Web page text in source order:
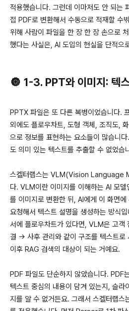
적용했습니다. 그런데 이마저도 안 되는
접 PDF로 변환해서 수동으로 적재할 수
위해 사람이 파일을 한 장 한 장 손으로
했다는 사실은, AI 도입의 현실을 단적으
🔘 1-3. PPT와 이미지: 텍
PPTX 파일은 또 다른 복병이었습니다.
외에도 플로우차트, 도형 객체, 조직도,
으로 정보를 표현하는 요소들이 많습니
도 의미 있는 텍스트를 추출할 수 없었습
스켈터랩스는 VLM(Vision Language
다. VLM이란 이미지를 이해하는 AI 모델
를 이미지로 변환한 뒤, AI에게 이 화면
요청해서 텍스트 설명을 생성하는 방식
서에 플로우차트가 있다면, VLM은 고
결 → 사후 관리와 같이 구조를 텍스트로
이후 RAG 검색의 대상이 되는 거예요.
PDF 파일도 단순하지 않았습니다. PDF
텍스트 중심의 내용이 담겨 있는지, 슬라
지를 알 수 없거든요. 그래서 스켈터랩스